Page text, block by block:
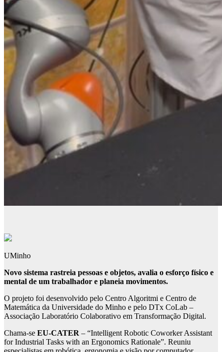
UMinho
Novo sistema rastreia pessoas e objetos, avalia o esforço físico e
mental de um trabalhador e planeia movimentos.
O projeto foi desenvolvido pelo Centro Algoritmi e Centro de
Matemática da Universidade do Minho e pelo DTx CoLab –
Associação Laboratório Colaborativo em Transformação Digital.
Chama-se EU-CATER – “Intelligent Robotic Coworker Assistant
for Industrial Tasks with an Ergonomics Rationale”. Reuniu